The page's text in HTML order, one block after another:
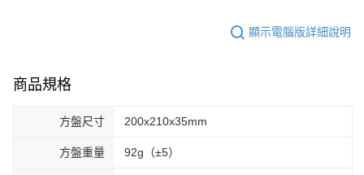
顯示電腦版詳細說明
商品規格
方盤尺寸 200x210x35mm
方盤重量 92g（±5）